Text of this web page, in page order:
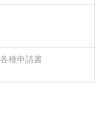
各種申請書